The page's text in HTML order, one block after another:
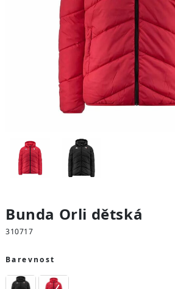
Bunda Orli dětská
310717
Barevnost